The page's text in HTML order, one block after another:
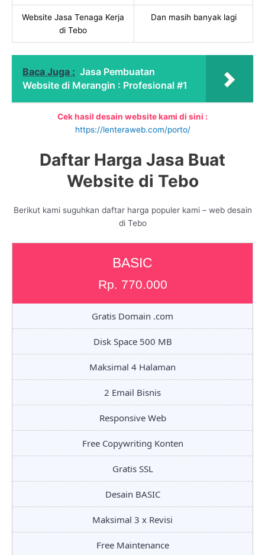
Website Jasa Tenaga Kerja
di Tebo
Dan masih banyak lagi
Baca Juga : Jasa Pembuatan
Website di Merangin : Profesional #1
Cek hasil desain website kami di sini :
https://lenteraweb.com/porto/
Daftar Harga Jasa Buat
Website di Tebo
Berikut kami suguhkan daftar harga populer kami – web desain
di Tebo
BASIC
Rp. 770.000
Gratis Domain .com
Disk Space 500 MB
Maksimal 4 Halaman
2 Email Bisnis
Responsive Web
Free Copywriting Konten
Gratis SSL
Desain BASIC
Maksimal 3 x Revisi
Free Maintenance